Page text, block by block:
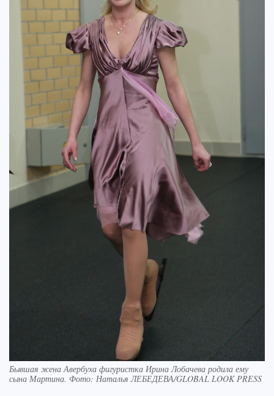
Бывшая жена Авербуха фигуристка Ирина Лобачева родила ему
сына Мартина. Фото: Наталья ЛЕБЕДЕВА/GLOBAL LOOK PRESS